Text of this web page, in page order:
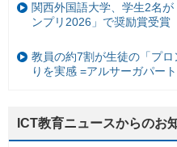
関西外国語大学、学生2名
ンプリ2026」で奨励賞受賞
教員の約7割が生徒の「プ
りを実感 =アルサーガパー
ICT教育ニュースからのお